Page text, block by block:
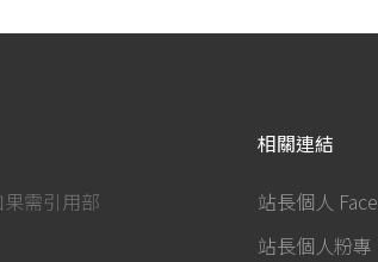
需引用部
相關連結
站長個人
站長個人粉專